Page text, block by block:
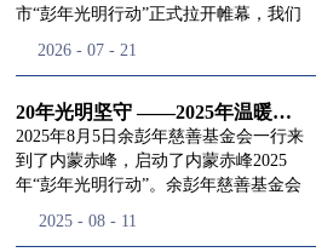
事长徐滨主持，会议出席人数超过理事
换届会议严格按照基金会章程规定流程
同回顾了基金会过往任期内在助学兴
教、医疗救助、公益事业普惠等多个领
域深耕耕耘的公益历程，充分肯定了第
三届理事会全体成员多年来接续付出的
民、济世利人"的慈善理念所做出的突
市“彭年光明行动”正式拉开帷幕，我们
土地，赴一场延续了二十一年的光明之
残联唐婷婷理事长到场参与本次启动活
动，由衷肯定了基金会坚持二十一年深
耕光明帮扶的坚守，也向长久奔走推进
项目的我们表达了谢意。二十一年时光
市与县域，一趟趟奔赴偏远地区，只为
2026 - 07 - 21
20年光明坚守 ——2025年温暖启程“彭年光明行动”内蒙赤峰
2025年8月5日余彭年慈善基金会一行来
到了内蒙赤峰，启动了内蒙赤峰2025
年“彭年光明行动”。余彭年慈善基金会
欣以及余彭年慈善基金会志愿者姜颖妍
2025 - 08 - 11